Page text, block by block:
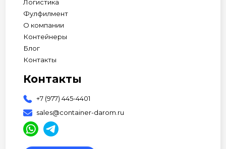
Логистика
Фулфилмент
О компании
Контейнеры
Блог
Контакты
Контакты
+7 (977) 445-4401
sales@container-darom.ru